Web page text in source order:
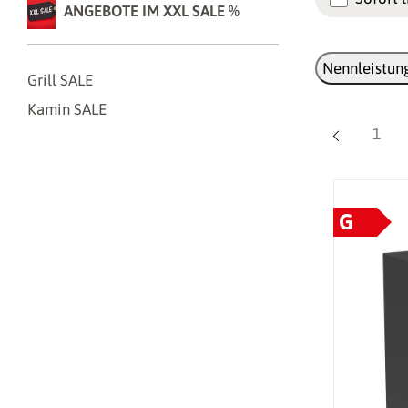
ANGEBOTE IM XXL SALE %
Grill SALE
Kamin SALE
Seite
1
G